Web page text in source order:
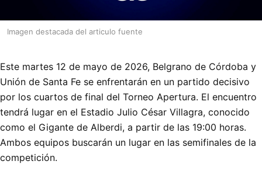
Imagen destacada del articulo fuente
Este martes 12 de mayo de 2026, Belgrano de Córdoba y
Unión de Santa Fe se enfrentarán en un partido decisivo
por los cuartos de final del Torneo Apertura. El encuentro
tendrá lugar en el Estadio Julio César Villagra, conocido
como el Gigante de Alberdi, a partir de las 19:00 horas.
Ambos equipos buscarán un lugar en las semifinales de la
competición.